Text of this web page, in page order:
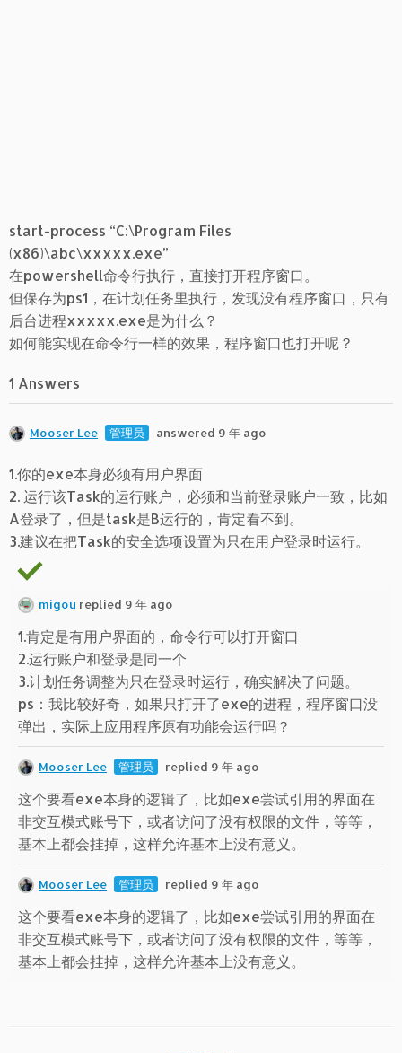
start-process “C:\Program Files
(x86)\abc\xxxxx.exe”
在powershell命令行执行，直接打开程序窗口。
但保存为ps1，在计划任务里执行，发现没有程序窗口，只有
后台进程xxxxx.exe是为什么？
如何能实现在命令行一样的效果，程序窗口也打开呢？
1 Answers
Mooser Lee 管理员 answered 9 年 ago
1.你的exe本身必须有用户界面
2. 运行该Task的运行账户，必须和当前登录账户一致，比如
A登录了，但是task是B运行的，肯定看不到。
3.建议在把Task的安全选项设置为只在用户登录时运行。
migou replied 9 年 ago
1.肯定是有用户界面的，命令行可以打开窗口
2.运行账户和登录是同一个
3.计划任务调整为只在登录时运行，确实解决了问题。
ps：我比较好奇，如果只打开了exe的进程，程序窗口没
弹出，实际上应用程序原有功能会运行吗？
Mooser Lee 管理员 replied 9 年 ago
这个要看exe本身的逻辑了，比如exe尝试引用的界面在
非交互模式账号下，或者访问了没有权限的文件，等等，
基本上都会挂掉，这样允许基本上没有意义。
Mooser Lee 管理员 replied 9 年 ago
这个要看exe本身的逻辑了，比如exe尝试引用的界面在
非交互模式账号下，或者访问了没有权限的文件，等等，
基本上都会挂掉，这样允许基本上没有意义。